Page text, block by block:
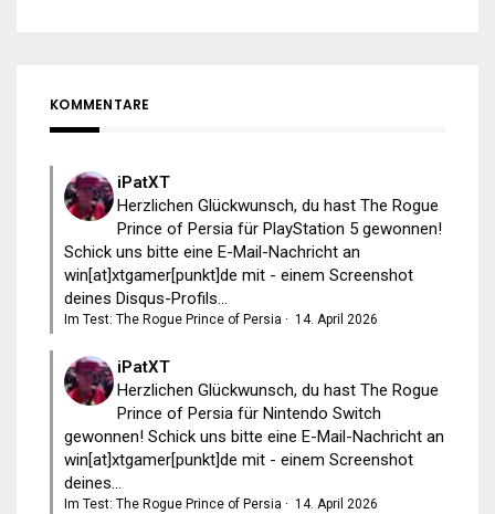
KOMMENTARE
iPatXT
Herzlichen Glückwunsch, du hast The Rogue
Prince of Persia für PlayStation 5 gewonnen!
Schick uns bitte eine E-Mail-Nachricht an
win[at]xtgamer[punkt]de mit - einem Screenshot
deines Disqus-Profils...
Im Test: The Rogue Prince of Persia · 14. April 2026
iPatXT
Herzlichen Glückwunsch, du hast The Rogue
Prince of Persia für Nintendo Switch
gewonnen! Schick uns bitte eine E-Mail-Nachricht an
win[at]xtgamer[punkt]de mit - einem Screenshot
deines...
Im Test: The Rogue Prince of Persia · 14. April 2026